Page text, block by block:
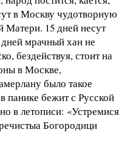
в Москву чудотворную
15 дней несут
мрачный хан не
бездействуя, стоит на
в Москве,
было такое
панике бежит с Русской
в летописи: «Устремися
Богородици